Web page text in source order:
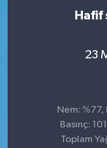
Hafif
23
Nem: %77,
Basınç:
Toplam